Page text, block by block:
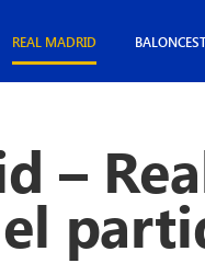
REAL MADRID
–